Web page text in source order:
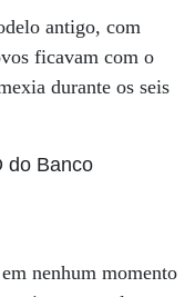
antigo, com
ficavam com o
durante os seis
do Banco
nenhum momento